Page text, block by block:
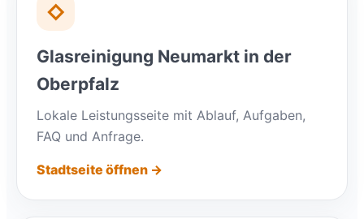
◇
Glasreinigung Neumarkt in der
Oberpfalz
Lokale Leistungsseite mit Ablauf, Aufgaben,
FAQ und Anfrage.
Stadtseite öffnen →